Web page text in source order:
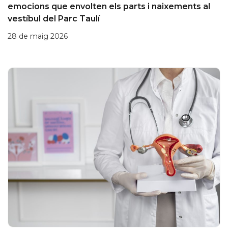
emocions que envolten els parts i naixements al
vestíbul del Parc Taulí
28 de maig 2026